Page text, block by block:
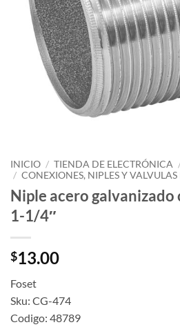
INICIO / TIENDA DE ELECTRÓNICA
/ CONEXIONES, NIPLES Y VALVULAS
Niple acero
1-1/4″
$13.00
Foset
Sku: CG-474
Codigo: 48789